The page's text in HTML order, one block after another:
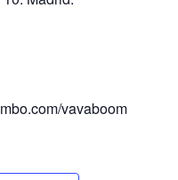
vavaboom